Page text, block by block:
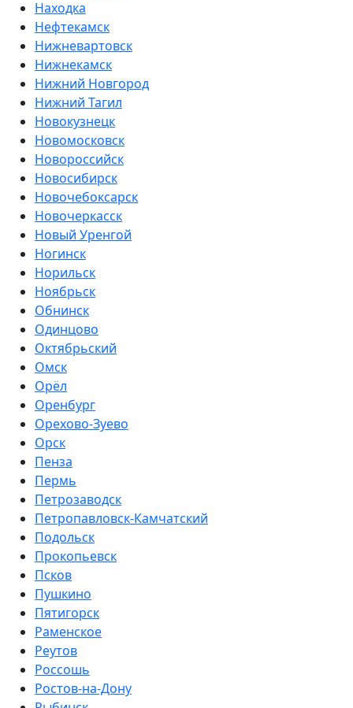
Находка
Нефтекамск
Нижневартовск
Нижнекамск
Нижний Новгород
Нижний Тагил
Новокузнецк
Новомосковск
Новороссийск
Новосибирск
Новочебоксарск
Новочеркасск
Новый Уренгой
Ногинск
Норильск
Ноябрьск
Обнинск
Одинцово
Октябрьский
Омск
Орёл
Оренбург
Орехово-Зуево
Орск
Пенза
Пермь
Петрозаводск
Петропавловск-Камчатский
Подольск
Прокопьевск
Псков
Пушкино
Пятигорск
Раменское
Реутов
Россошь
Ростов-на-Дону